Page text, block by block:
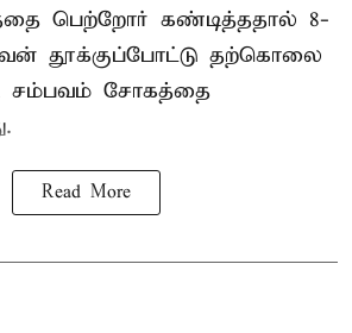
பெற்றோர் கண்டித்ததால் 8-
தூக்குப்போட்டு தற்கொலை
சம்பவம் சோகத்தை
Read More